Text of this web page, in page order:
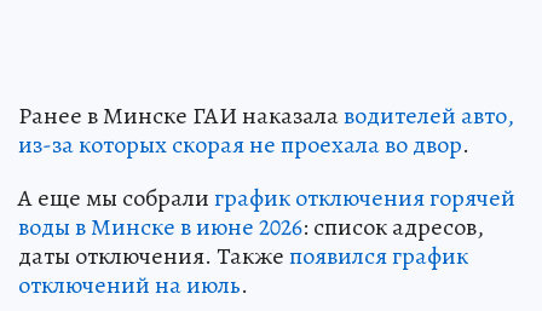
Ранее в Минске ГАИ наказалаводителей авто,
из-за которых скорая не проехала во двор.
А еще мы собралиграфик отключения горячей
воды в Минске в июне 2026: список адресов,
даты отключения. Такжепоявился график
отключений на июль.